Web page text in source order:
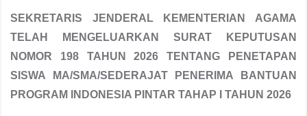
SEKRETARIS JENDERAL KEMENTERIAN AGAMA
TELAH MENGELUARKAN SURAT KEPUTUSAN
NOMOR 198 TAHUN 2026TENTANG
PENETAPAN
SISWA MA/SMA/SEDERAJAT PENERIMA BANTUAN
PROGRAM INDONESIA PINTAR TAHAP I TAHUN 2026